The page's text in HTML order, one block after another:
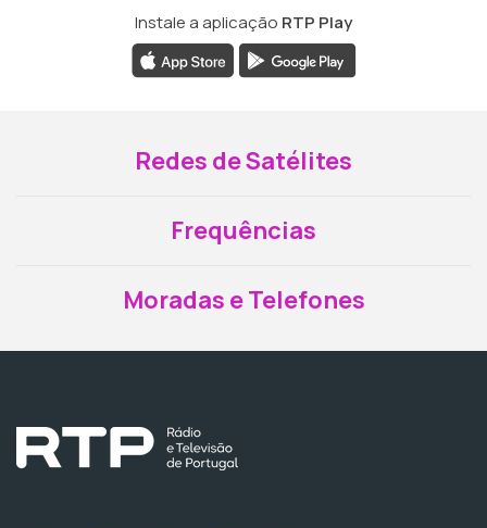
Instale a aplicação RTP Play
Redes de Satélites
Frequências
Moradas e Telefones